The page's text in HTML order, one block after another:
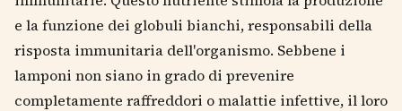
e la funzione dei globuli bianchi, responsabili della
risposta immunitaria dell'organismo. Sebbene i
lamponi non siano in grado di prevenire
completamente raffreddori o malattie infettive, il loro